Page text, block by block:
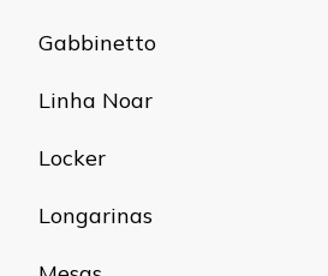
Gabbinetto
Linha Noar
Locker
Longarinas